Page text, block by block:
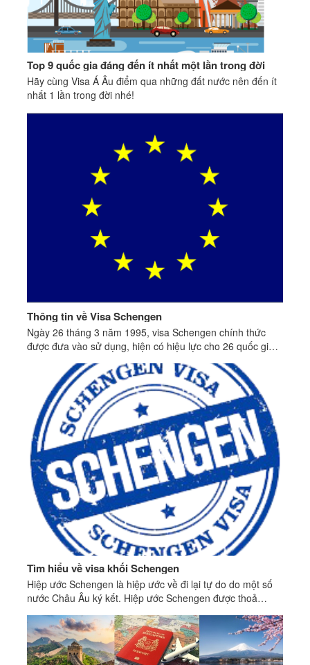
Top 9 quốc gia đáng đến ít nhất một lần trong đời
Hãy cùng Visa Á Âu điểm qua những đất nước nên đến ít
nhất 1 lần trong đời nhé!
Thông tin về Visa Schengen
Ngày 26 tháng 3 năm 1995, visa Schengen chính thức
được đưa vào sử dụng, hiện có hiệu lực cho 26 quốc gia
Châu Âu thuộc khối Schengen là: Pháp, Đức, Bỉ, Hà Lan,
Đan Mạch, Tây Ban Nha, Bồ Đào Nha,...
Tìm hiểu về visa khối Schengen
Hiệp ước Schengen là hiệp ước về đi lại tự do do một số
nước Châu Âu ký kết. Hiệp ước Schengen được thoả
thuận xong ngày 19 tháng 6 năm 1990.